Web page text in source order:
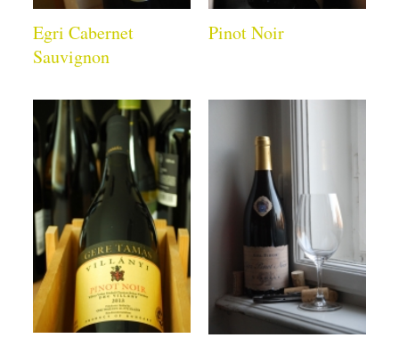
Egri Cabernet
Sauvignon
Pinot Noir